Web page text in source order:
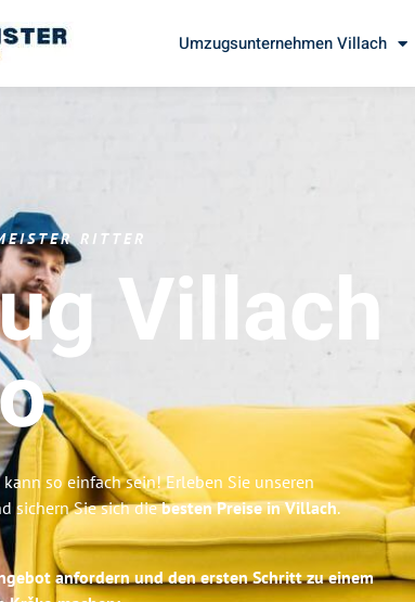
Umzugsunternehmen Villach
RITTER
Villach
so einfach sein! Erleben Sie unseren
sichern Sie sich diebesten Preise in Villach.
anfordern und den ersten Schritt zu einem